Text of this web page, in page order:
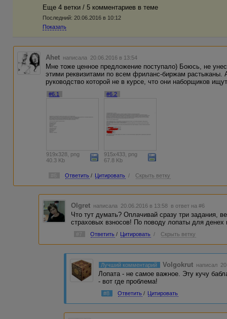
Еще 4 ветки / 5 комментариев в темe
Последний: 20.06.2016 в 10:12
Показать
Ahet написала 20.06.2016 в 13:54
Мне тоже ценное предложение поступало) Боюсь, не
этими реквизитами по всем фриланс-биржам растыканы.
руководство которой не в курсе, что они наборщиков
#6.1
919x328, png
40.3 Kb
#6.2
915x433, png
67.8 Kb
Ответить / Цитировать / Скрыть ветку
Olgret написала 20.06.2016 в 13:58 в ответ на #6
Что тут думать? Оплачивай сразу три задания,
страховых взносов! По поводу лопаты для
#7 Ответить / Цитировать / Скрыть ветку
Лучший комментарий Volgokrut написал
Лопата - не самое важное. Эту кучу
- вот где проблема!
#8 Ответить / Цитировать